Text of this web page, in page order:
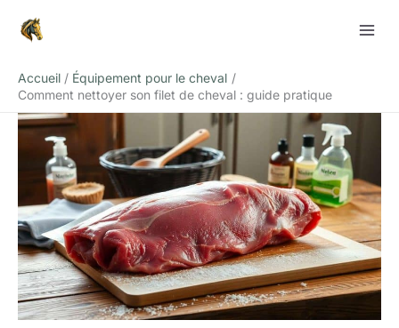
Accueil
Équipement pour le cheval
Comment nettoyer son filet de cheval : guide pratique